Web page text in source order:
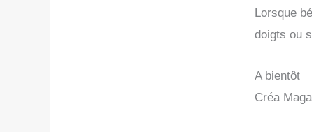
Lorsque
doigts ou
A bientôt
Créa Maga